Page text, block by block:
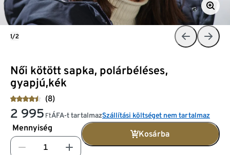
Női kötött sapka, polárbéléses,
gyapjú,kék
(8)
2 995 FtÁFA-t tartalmazSzállítási költséget nem tartalmaz
Mennyiség
Kosárba
1/2